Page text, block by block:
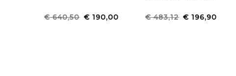
€ 640,50 € 190,00 € 483,12 € 196,90